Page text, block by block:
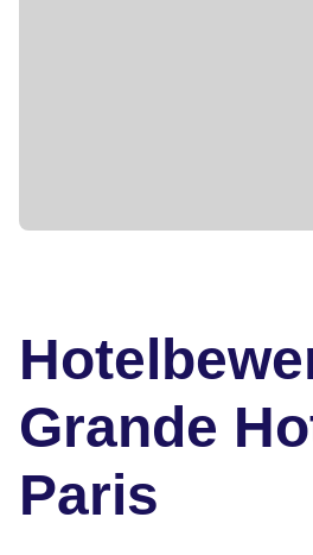
Grande
Paris